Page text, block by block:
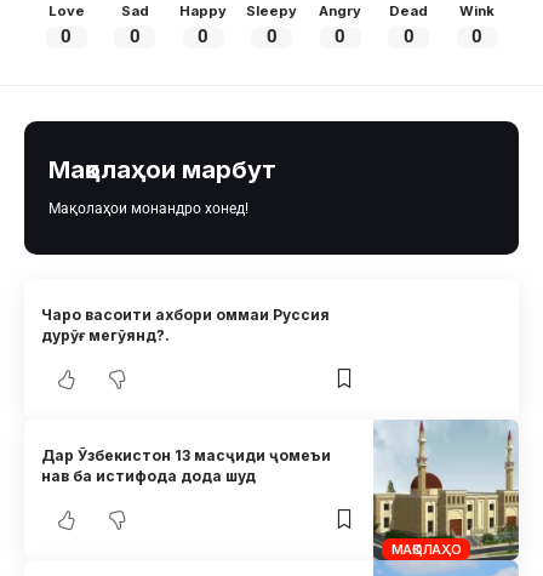
Love
0
Sad
0
Happy
0
Sleepy
0
Angry
0
Dead
0
Wink
0
Мақолаҳои марбут
Мақолаҳои монандро хонед!
Чаро васоити ахбори оммаи Руссия
дурӯғ мегӯянд?.
МАҚОЛАҲО
Дар Ӯзбекистон 13 масҷиди ҷомеъи
нав ба истифода дода шуд